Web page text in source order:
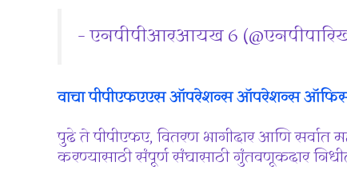
– एनपीपीआरआयख 6
वाचापीपीएफएएस ऑपरेशन्स ऑपरेशन्स ऑफिस
पुढे ते पीपीएफए, वितरण भागीदार आणि सर्वात
करण्यासाठी संपूर्ण संघासाठी गुंतवणूकदार